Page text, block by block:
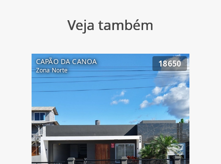
Veja também
CAPÃO DA CANOA
Zona Norte
18650